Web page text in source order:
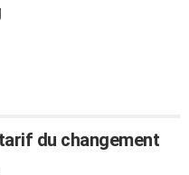
du changement